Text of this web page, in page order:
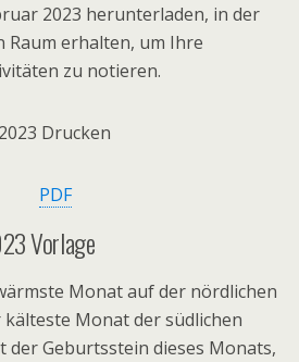
2023 herunterladen, in der
Raum erhalten, um Ihre
zu notieren.
PDF
Vorlage
Monat auf der nördlichen
Monat der südlichen
der Geburtsstein dieses Monats,